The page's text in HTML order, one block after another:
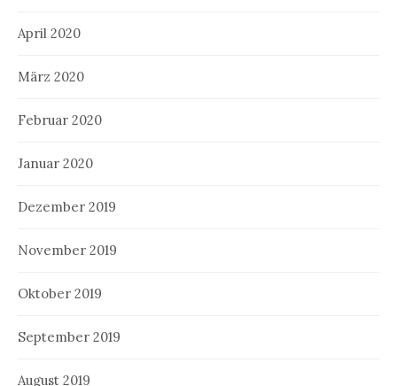
April 2020
März 2020
Februar 2020
Januar 2020
Dezember 2019
November 2019
Oktober 2019
September 2019
August 2019